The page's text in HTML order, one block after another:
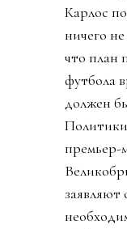
Карлос
ничего
что план
футбола
должен
премьер-
заявляют